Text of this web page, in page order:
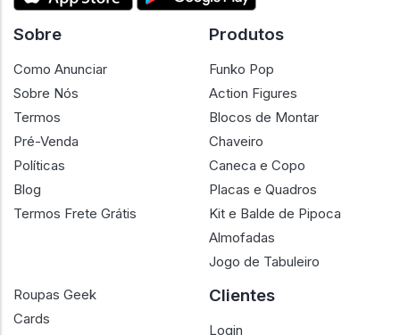
Sobre
Como Anunciar
Sobre Nós
Termos
Pré-Venda
Políticas
Blog
Termos Frete Grátis
Produtos
Funko Pop
Action Figures
Blocos de Montar
Chaveiro
Caneca e Copo
Placas e Quadros
Kit e Balde de Pipoca
Almofadas
Jogo de Tabuleiro
Roupas Geek
Cards
Clientes
Login